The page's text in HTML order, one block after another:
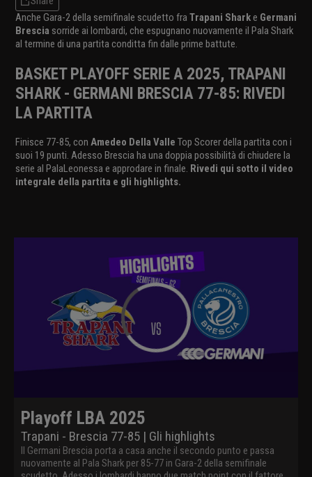
Anche Gara-2 della semifinale scudetto fra Trapani Sharke Germani
Brescia sorride ai lombardi, che espugnano nuovamente il Pala Shark
al termine di una partita conditta fin dalle prime battute.
BASKET PLAYOFF SERIE A 2025, TRAPANI
SHARK - GERMANI BRESCIA 77-85: RIVEDI
LA PARTITA
Finisce 77-85, con Amedeo Della Valle Top Scorer della partita con i
suoi 19 punti. Adesso Brescia ha una doppia possibilità di chiudere la
serie al PalaLeonessa e approdare in finale. Rivedi qui sotto il video
integrale della partita e gli highlights.
Playoff LBA 2025
Trapani - Brescia 77-85 | Gli highlights
Il Germani Brescia porta a casa anche il secondo punto e passa
nuovamente al Pala Shark per 85-77 in Gara-2 della semifinale